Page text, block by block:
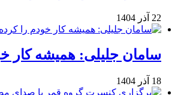
22 آذر 1404
سامان جلیلی: همیشه کار
18 آذر 1404